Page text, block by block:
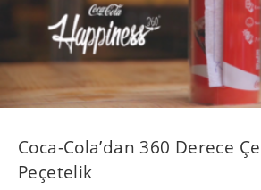
Coca-Cola’dan 360 Derece
Peçetelik